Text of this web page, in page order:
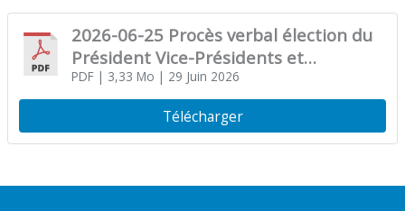
2026-06-25 Procès verbal élection du
Président Vice-Présidents et
membres du bureau
PDF| 3,33 Mo | 29 Juin 2026
Télécharger